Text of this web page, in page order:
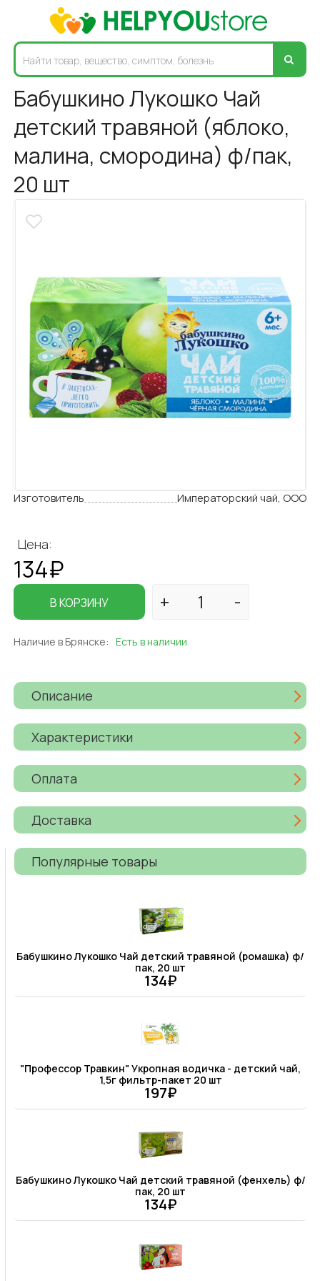
Бабушкино Лукошко Чай
детский травяной (яблоко,
малина, смородина) ф/пак,
20 шт
Изготовитель Императорский чай, ООО
Цена:
134₽
В КОРЗИНУ
Наличие в Брянске: Есть в наличии
Описание
Характеристики
Оплата
Доставка
Популярные товары
Бабушкино Лукошко Чай детский травяной (ромашка) ф/
пак, 20 шт
134₽
"Профессор Травкин" Укропная водичка - детский чай,
1,5г фильтр-пакет 20 шт
197₽
Бабушкино Лукошко Чай детский травяной (фенхель) ф/
пак, 20 шт
134₽